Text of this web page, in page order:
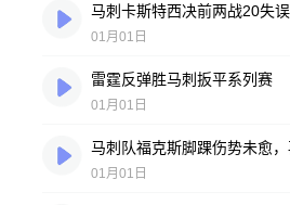
01月01日
雷霆反弹胜马刺扳平系列赛
01月01日
01月01日